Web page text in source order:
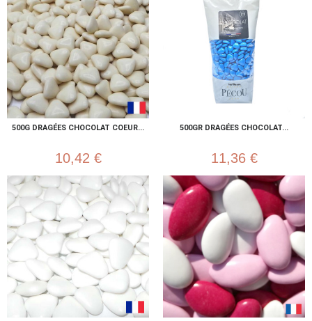
500G DRAGÉES CHOCOLAT COEUR...
10,42 €
500GR DRAGÉES CHOCOLAT...
11,36 €